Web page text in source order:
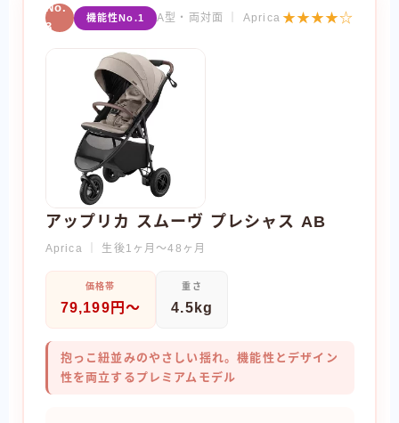
No.
3
機能性No.1 A型・両対面 ｜ Aprica ★★★★☆
アップリカ スムーヴ プレシャス AB
Aprica ｜ 生後1ヶ月〜48ヶ月
価格帯
79,199円〜
重さ
4.5kg
抱っこ紐並みのやさしい揺れ。機能性とデザイン
性を両立するプレミアムモデル